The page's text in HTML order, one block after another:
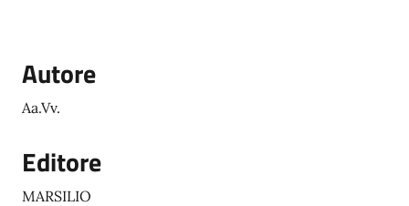
Autore
Aa.Vv.
Editore
MARSILIO